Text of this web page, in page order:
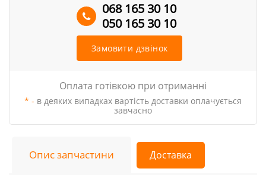
068 165 30 10
050 165 30 10
Замовити дзвінок
Оплата готівкою при отриманні
* - в деяких випадках вартість доставки оплачується
завчасно
Опис запчастини Доставка